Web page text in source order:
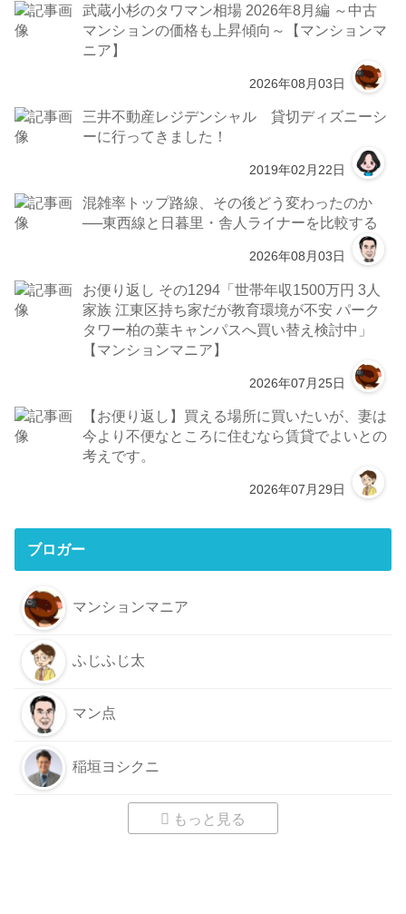
武蔵小杉のタワマン相場 2026年8月編 ～中古
マンションの価格も上昇傾向～【マンションマ
ニア】
2026年08月03日
三井不動産レジデンシャル 貸切ディズニーシ
ーに行ってきました！
2019年02月22日
混雑率トップ路線、その後どう変わったのか
──東西線と日暮里・舎人ライナーを比較する
2026年08月03日
お便り返し その1294「世帯年収1500万円 3人
家族 江東区持ち家だが教育環境が不安 パーク
タワー柏の葉キャンパスへ買い替え検討中」
【マンションマニア】
2026年07月25日
【お便り返し】買える場所に買いたいが、妻は
今より不便なところに住むなら賃貸でよいとの
考えです。
2026年07月29日
ブロガー
マンションマニア
ふじふじ太
マン点
稲垣ヨシクニ
もっと見る